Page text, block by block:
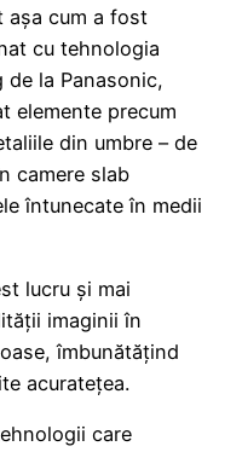
așa cum a fost
cu tehnologia
la Panasonic,
elemente precum
din umbre – de
camere slab
întunecate în medii
lucru și mai
imaginii în
îmbunătățind
acuratețea.
care